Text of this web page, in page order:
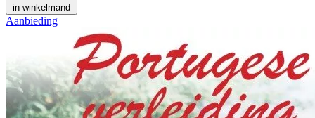
in winkelmand
Aanbieding